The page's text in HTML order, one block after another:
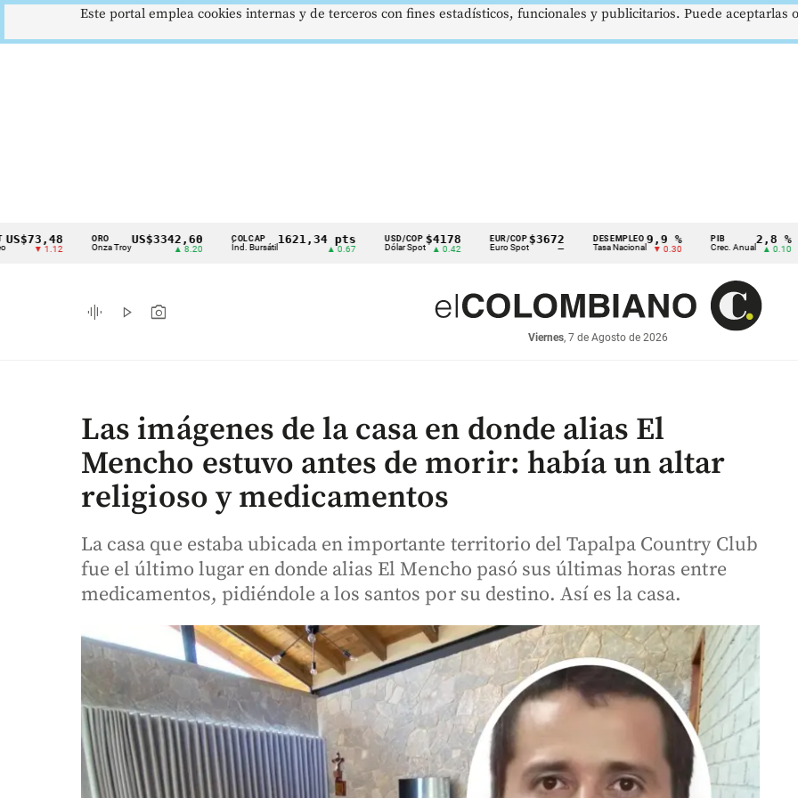
Cintillo
indicadores
económicos
ORO
Onza Troy
US$3342,60
▲ 8.20
COLCAP
Índ. Bursátil
1621,34 pts USD/COP
Dólar Spot
$4178
▲ 0.42
EUR/COP
Euro Spot
$3672
—
DESEMPLEO
Tasa Nacional
9,9 %
▼ 0.30
PIB
Crec. Anual
2,8 %
▲ 0.10
TRM
Tasa
graphic_eq play_arrow photo_camera
Viernes, 7 de Agosto de 2026
Las imágenes de la casa en donde alias El
Mencho estuvo antes de morir: había un altar
religioso y medicamentos
La casa que estaba ubicada en importante territorio del Tapalpa Country Club
fue el último lugar en donde alias El Mencho pasó sus últimas horas entre
medicamentos, pidiéndole a los santos por su destino. Así es la casa.
Este portal emplea cookies internas y de terceros con fines estadísticos, funcionales y publicitarios. Puede aceptarlas